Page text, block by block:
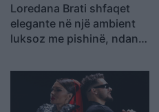
Loredana Brati shfaqet
elegante në një ambient
luksoz me pishinë, ndan
ndjekësit